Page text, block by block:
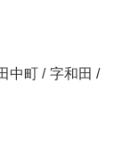
中町 / 字和田 /